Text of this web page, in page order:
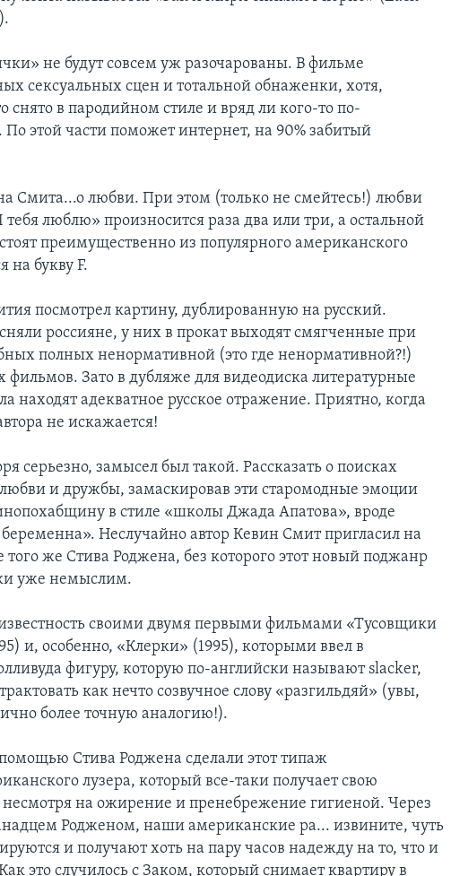
не будут совсем уж разочарованы. В фильме
сексуальных сцен и тотальной обнаженки, хотя,
снято в пародийном стиле и вряд ли кого-то по-
По этой части поможет интернет, на 90% забитый
Смита...о любви. При этом (только не смейтесь!) любви
тебя люблю» произносится раза два или три, а остальной
преимущественно из популярного американского
на букву F.
посмотрел картину, дублированную на русский.
россияне, у них в прокат выходят смягченные при
полных ненормативной (это где ненормативной?!)
Зато в дубляже для видеодиска литературные
находят адекватное русское отражение. Приятно, когда
не искажается!
серьезно, замысел был такой. Рассказать о поисках
любви и дружбы, замаскировав эти старомодные эмоции
в стиле «школы Джада Апатова», вроде
Неслучайно автор Кевин Смит пригласил на
того же Стива Роджена, без которого этот новый поджанр
уже немыслим.
своими двумя первыми фильмами «Тусовщики
и, особенно, «Клерки» (1995), которыми ввел в
фигуру, которую по-английски называют slacker,
как нечто созвучное слову «разгильдяй» (увы,
более точную аналогию!).
Стива Роджена сделали этот типаж
лузера, который все-таки получает свою
на ожирение и пренебрежение гигиеной. Через
Родженом, наши американские ра... извините, чуть
и получают хоть на пару часов надежду на то, что и
это случилось с Заком, который снимает квартиру в